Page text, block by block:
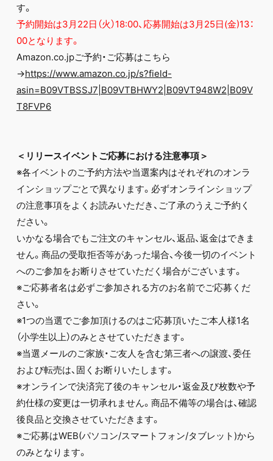
す。
予約開始は3月22日（火）18:00、応募開始は3月25日(金)13：
00となります。
Amazon.co.jpご予約・ご応募はこちら
→https://www.amazon.co.jp/s?field-
asin=B09VTBSSJ7|B09VTBHWY2|B09VT948W2|B09V
T8FVP6
＜リリースイベントご応募における注意事項＞
※各イベントのご予約方法や当選案内はそれぞれのオンラ
インショップごとで異なります。必ずオンラインショップ
の注意事項をよくお読みいただき、ご了承のうえご予約く
ださい。
いかなる場合でもご注文のキャンセル、返品、返金はできま
せん。商品の受取拒否等があった場合、今後一切のイベント
へのご参加をお断りさせていただく場合がございます。
※ご応募者名は必ずご参加される方のお名前でご応募くだ
さい。
※1つの当選でご参加頂けるのはご応募頂いたご本人様1名
（小学生以上）のみとさせていただきます。
※当選メールのご家族・ご友人を含む第三者への譲渡、委任
および転売は、固くお断りいたします。
※オンラインで決済完了後のキャンセル・返金及び枚数や予
約仕様の変更は一切承れません。商品不備等の場合は、確認
後良品と交換させていただきます。
※ご応募はWEB(パソコン/スマートフォン/タブレット)から
のみとなります。